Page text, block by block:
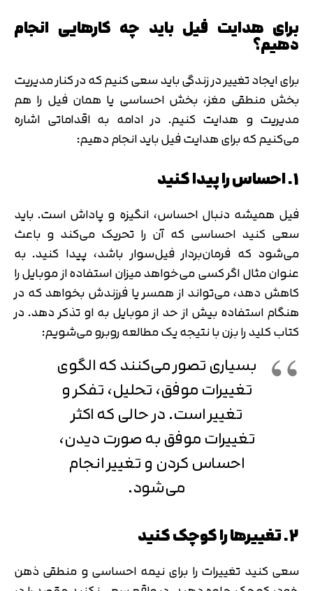
برای هدایت فیل باید چه کارهایی انجام
دهیم؟
برای ایجاد تغییر در زندگی باید سعی کنیم که در کنار مدیریت
بخش منطقی مغز، بخش احساسی یا همان فیل را هم
مدیریت و هدایت کنیم. در ادامه به اقداماتی اشاره
می‌کنیم که برای هدایت فیل باید انجام دهیم:
1. احساس را پیدا کنید
فیل همیشه دنبال احساس، انگیزه و پاداش است. باید
سعی کنید احساسی که آن را تحریک می‌کند و باعث
می‌شود که فرمان‌بردار فیل‌سوار باشد، پیدا کنید. به
عنوان مثال اگر کسی می‌خواهد میزان استفاده از موبایل را
کاهش دهد، می‌تواند از همسر یا فرزندش بخواهد که در
هنگام استفاده بیش از حد از موبایل به او تذکر دهد. در
کتاب کلید را بزن با نتیجه یک مطالعه روبرو می‌شویم:
بسیاری تصور می‌کنند که الگوی
تغییرات موفق، تحلیل، تفکر و
تغییر است. در حالی که اکثر
تغییرات موفق به صورت دیدن،
احساس کردن و تغییر انجام
می‌شود.
2. تغییرها را کوچک کنید
سعی کنید تغییرات را برای نیمه احساسی و منطقی ذهن